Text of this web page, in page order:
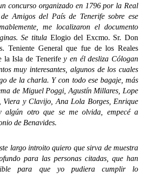
concurso organizado en 1796 por la Real
Amigos del País de Tenerife sobre ese
me localizaron el documento
Se titula Elogio del Excmo. Sr. Don
Teniente General que fue de los Reales
la Isla de Tenerifey en él desliza Cólogan
muy interesantes, algunos de los cuales
de la charla. Y con todo ese bagaje, más
de Miguel Poggi, Agustín Millares, Lope
y Clavijo, Ana Lola Borges, Enrique
algún otro que se me olvida, empecé a
de Benavides.
introito quiero que sirva de muestra
para las personas citadas, que han
para que yo pudiera cumplir lo